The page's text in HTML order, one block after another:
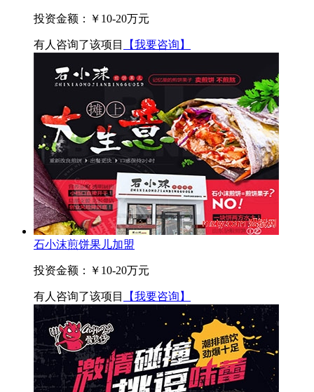
投资金额： ￥10-20万元
有人咨询了该项目 【我要咨询】
石小沫煎饼果儿加盟
投资金额： ￥10-20万元
有人咨询了该项目 【我要咨询】